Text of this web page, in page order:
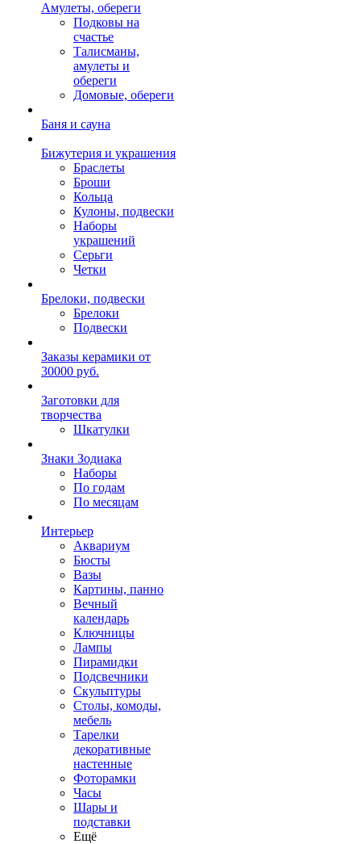
Амулеты, обереги
Подковы на
счастье
Талисманы,
амулеты и
обереги
Домовые, обереги
Баня и сауна
Бижутерия и украшения
Браслеты
Броши
Кольца
Кулоны, подвески
Наборы
украшений
Серьги
Четки
Брелоки, подвески
Брелоки
Подвески
Заказы керамики от
30000 руб.
Заготовки для
творчества
Шкатулки
Знаки Зодиака
Наборы
По годам
По месяцам
Интерьер
Аквариум
Бюсты
Вазы
Картины, панно
Вечный
календарь
Ключницы
Лампы
Пирамидки
Подсвечники
Скульптуры
Столы, комоды,
мебель
Тарелки
декоративные
настенные
Фоторамки
Часы
Шары и
подставки
Ещё